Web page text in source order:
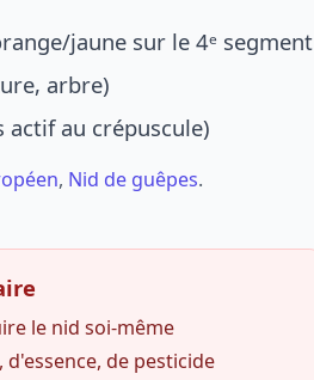
jaune sur le 4ᵉ segment
arbre)
au crépuscule)
, Nid de guêpes.
le nid soi-même
de pesticide